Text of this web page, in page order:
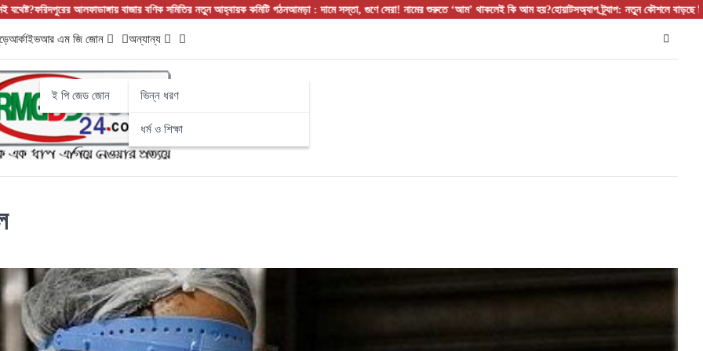
আলফাডাঙ্গায় বাজার বণিক সমিতির নতুন আহ্বায়ক কমিটি গঠনআমড়া : দামে সস্তা, গুণে সেরা! নামের শুরুতে ‘আম’ থাকলেই কি আম হয়?হোয়াটসঅ্যাপ ট্র্যাপ: নতুন কৌশলে বাড়ছে ডিজিটাল প্রতারণা
আর্কাইভআর এম জি জোন
ই পি জেড জোন
অন্যান্য
ভিন্ন ধরণ
ধর্ম ও শিক্ষা